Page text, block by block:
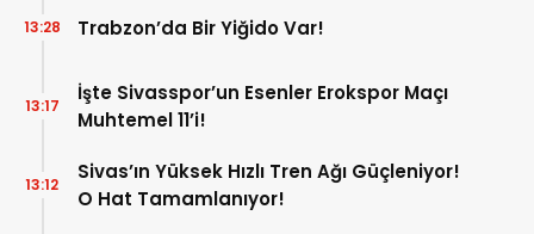
Trabzon’da Bir Yiğido Var!
13:28
İşte Sivasspor’un Esenler Erokspor Maçı
Muhtemel 11’i!
13:17
Sivas’ın Yüksek Hızlı Tren Ağı Güçleniyor!
O Hat Tamamlanıyor!
13:12